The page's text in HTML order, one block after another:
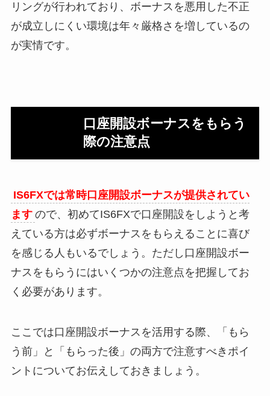
リングが行われており、ボーナスを悪用した不正
が成立しにくい環境は年々厳格さを増しているの
が実情です。
口座開設ボーナスをもらう
際の注意点
IS6FXでは常時口座開設ボーナスが提供されてい
ます ので、初めてIS6FXで口座開設をしようと考
えている方は必ずボーナスをもらえることに喜び
を感じる人もいるでしょう。ただし口座開設ボー
ナスをもらうにはいくつかの注意点を把握してお
く必要があります。
ここでは口座開設ボーナスを活用する際、「もら
う前」と「もらった後」の両方で注意すべきポイ
ントについてお伝えしておきましょう。